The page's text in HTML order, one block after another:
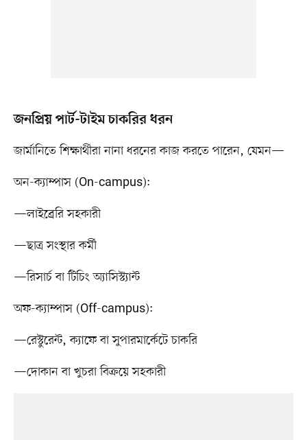
জনপ্রিয় পার্ট-টাইম চাকরির ধরন
জার্মানিতে শিক্ষার্থীরা নানা ধরনের কাজ করতে পারেন, যেমন—
অন-ক্যাম্পাস (On-campus):
—লাইব্রেরি সহকারী
—ছাত্র সংস্থার কর্মী
—রিসার্চ বা টিচিং অ্যাসিস্ট্যান্ট
অফ-ক্যাম্পাস (Off-campus):
—রেস্টুরেন্ট, ক্যাফে বা সুপারমার্কেটে চাকরি
—দোকান বা খুচরা বিক্রয়ে সহকারী